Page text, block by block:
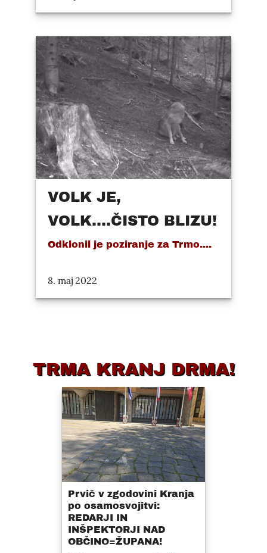
VOLK JE,
VOLK....ČISTO BLIZU!
Odklonil je poziranje za Trmo....
8. maj 2022
TRMA KRANJ DRMA!
Prvič v zgodovini Kranja
po osamosvojitvi:
REDARJI IN
INŠPEKTORJI NAD
OBČINO=ŽUPANA!